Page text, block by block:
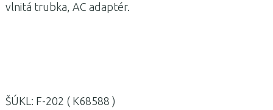
vlnitá trubka, AC adaptér.
ŠÚKL: F-202 ( K68588 )